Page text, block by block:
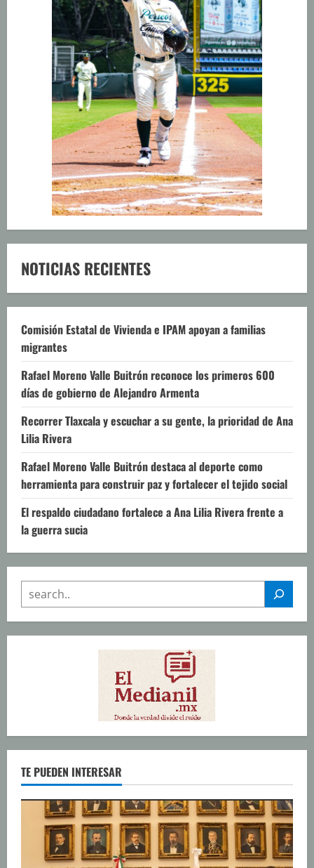
NOTICIAS RECIENTES
Comisión Estatal de Vivienda e IPAM apoyan a familias
migrantes
Rafael Moreno Valle Buitrón reconoce los primeros 600
días de gobierno de Alejandro Armenta
Recorrer Tlaxcala y escuchar a su gente, la prioridad de Ana
Lilia Rivera
Rafael Moreno Valle Buitrón destaca al deporte como
herramienta para construir paz y fortalecer el tejido social
El respaldo ciudadano fortalece a Ana Lilia Rivera frente a
la guerra sucia
SEARCH
TE PUEDEN INTERESAR